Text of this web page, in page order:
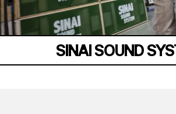
SINAI SOUND